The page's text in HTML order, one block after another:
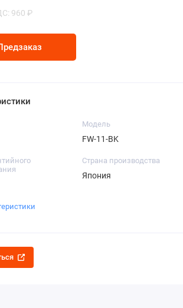
960 ₽
Модель
FW-11-BK
Страна производства
Япония